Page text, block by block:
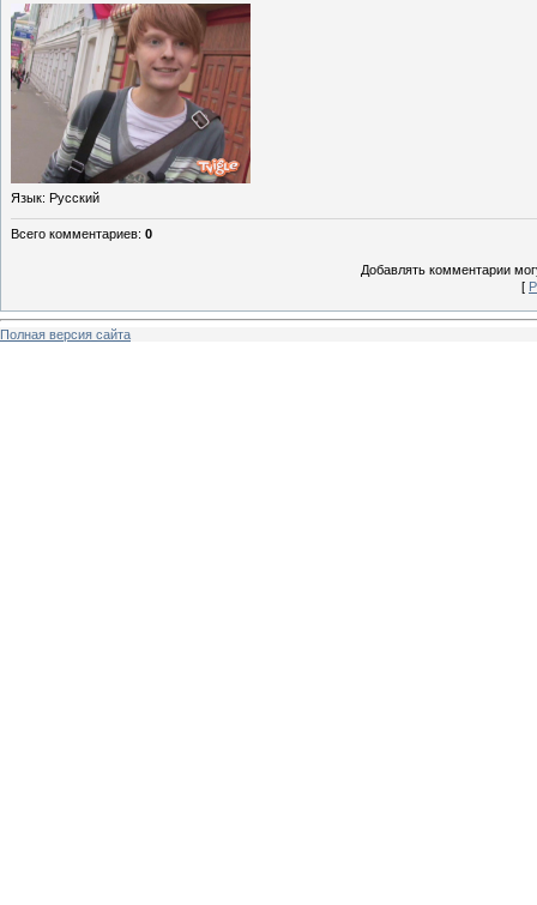
Язык: Русский
Всего комментариев: 0
Добавлять комментарии
[
Полная версия сайта